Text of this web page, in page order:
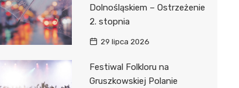
Dolnośląskiem – Ostrzeżenie
2. stopnia
29 lipca 2026
Festiwal Folkloru na
Gruszkowskiej Polanie